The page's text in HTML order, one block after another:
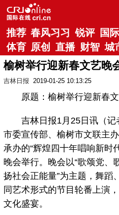
推荐 春风习习 锐评 国际
体育 原创 直播 财智 城
榆树举行迎新春文艺晚
吉林日报 2019-01-25 10:13:25
原题：榆树举行迎新春文
吉林日报1月25日讯（记
市委宣传部、榆树市文联主
承办的“辉煌四十年唱响新时
晚会举行。晚会以“歌颂党、
扬社会正能量”为主题，舞蹈
同艺术形式的节目轮番上演
文化盛宴。